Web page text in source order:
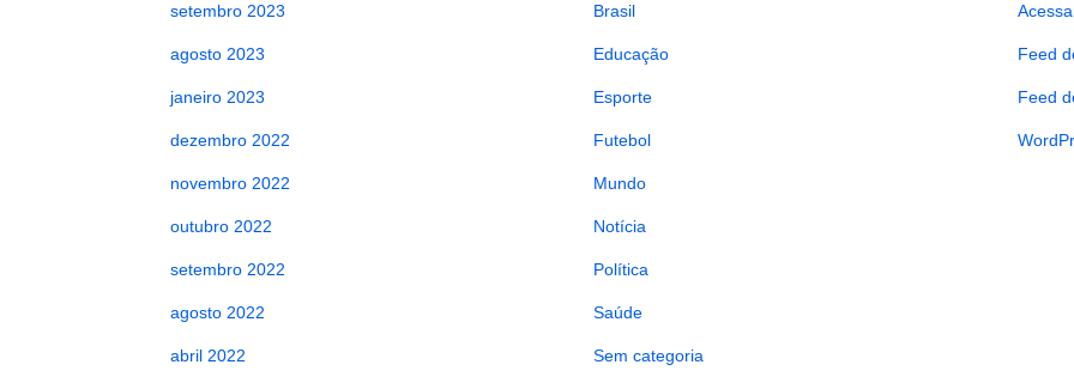
setembro 2023
agosto 2023
janeiro 2023
dezembro 2022
novembro 2022
outubro 2022
setembro 2022
agosto 2022
abril 2022
Brasil
Educação
Esporte
Futebol
Mundo
Notícia
Política
Saúde
Sem categoria
Feed
Feed